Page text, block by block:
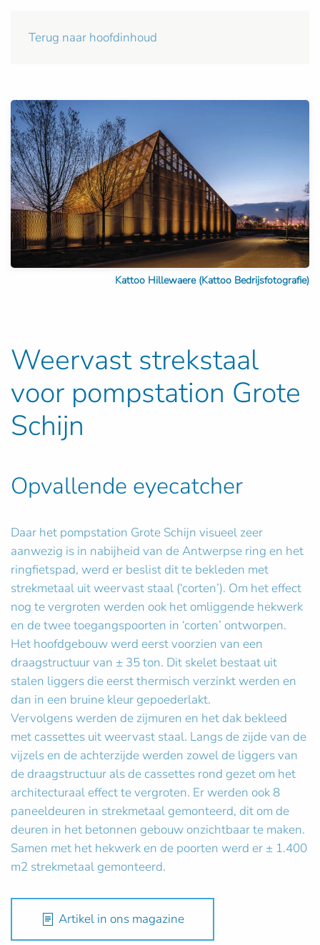
Terug naar hoofdinhoud
Kattoo Hillewaere (Kattoo Bedrijsfotografie)
Weervast strekstaal
voor pompstation Grote
Schijn
Opvallende eyecatcher
Daar het pompstation Grote Schijn visueel zeer
aanwezig is in nabijheid van de Antwerpse ring en het
ringfietspad, werd er beslist dit te bekleden met
strekmetaal uit weervast staal (‘corten’). Om het effect
nog te vergroten werden ook het omliggende hekwerk
en de twee toegangspoorten in ‘corten’ ontworpen.
Het hoofdgebouw werd eerst voorzien van een
draagstructuur van ± 35 ton. Dit skelet bestaat uit
stalen liggers die eerst thermisch verzinkt werden en
dan in een bruine kleur gepoederlakt.
Vervolgens werden de zijmuren en het dak bekleed
met cassettes uit weervast staal. Langs de zijde van de
vijzels en de achterzijde werden zowel de liggers van
de draagstructuur als de cassettes rond gezet om het
architecturaal effect te vergroten. Er werden ook 8
paneeldeuren in strekmetaal gemonteerd, dit om de
deuren in het betonnen gebouw onzichtbaar te maken.
Samen met het hekwerk en de poorten werd er ± 1.400
m2 strekmetaal gemonteerd.
Artikel in ons magazine